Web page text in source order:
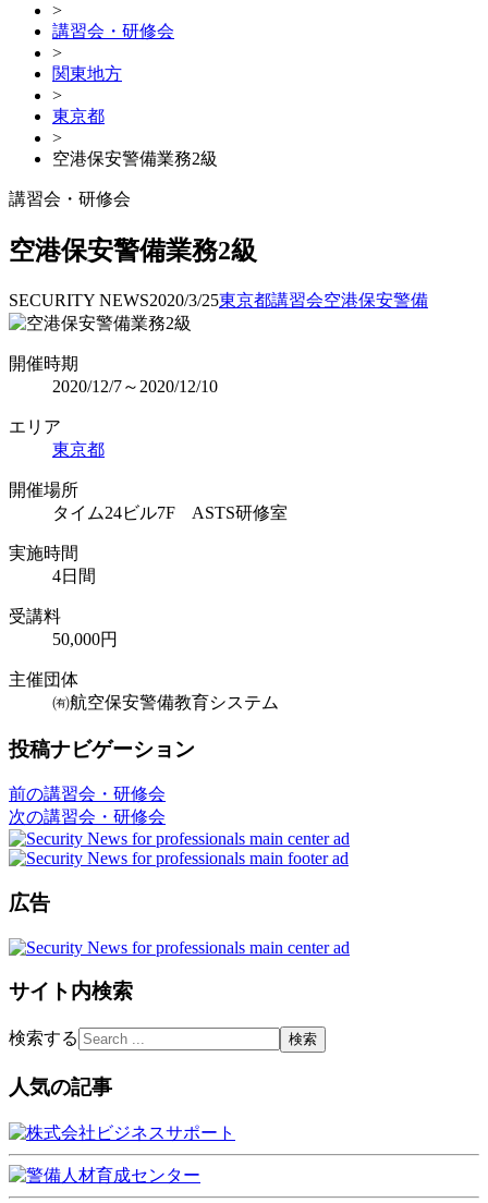
>
講習会・研修会
>
関東地方
>
東京都
>
空港保安警備業務2級
講習会・研修会
空港保安警備業務2級
SECURITY NEWS2020/3/25東京都講習会空港保安警備
開催時期
2020/12/7～2020/12/10
エリア
東京都
開催場所
タイム24ビル7F ASTS研修室
実施時間
4日間
受講料
50,000円
主催団体
㈲航空保安警備教育システム
投稿ナビゲーション
前の講習会・研修会
次の講習会・研修会
広告
サイト内検索
検索する
人気の記事